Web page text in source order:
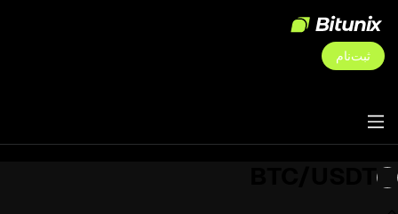
ثبت‌نام